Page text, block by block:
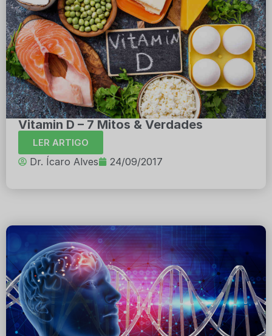
Vitamin D – 7 Mitos & Verdades
LER ARTIGO
Dr. Ícaro Alves 24/09/2017